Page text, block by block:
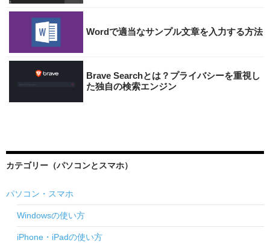
Wordで適当なサンプル文章を入力する方法
Brave Searchとは？プライバシーを重視し
た独自の検索エンジン
カテゴリー（パソコンとスマホ）
パソコン・スマホ
Windowsの使い方
iPhone・iPadの使い方